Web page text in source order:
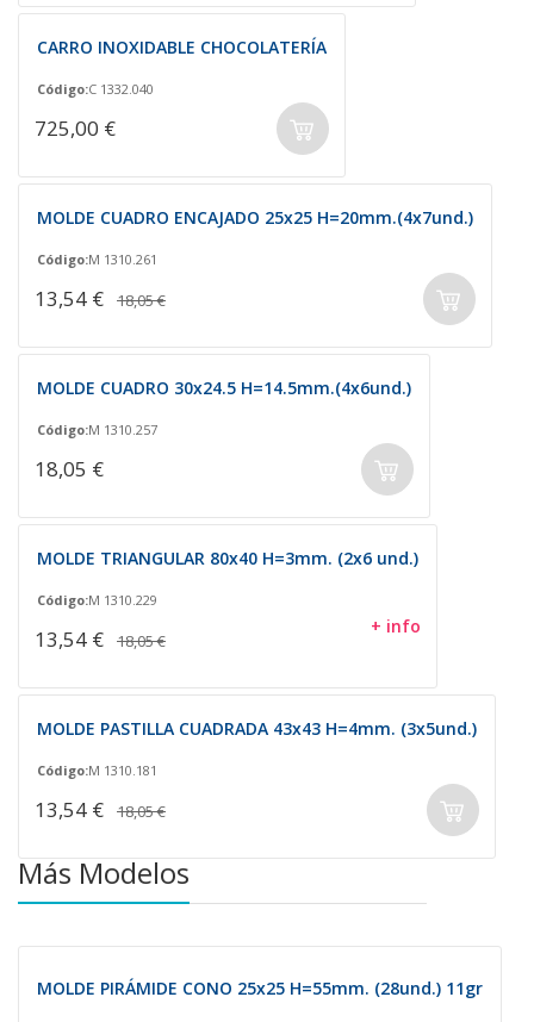
CARRO INOXIDABLE CHOCOLATERÍA
Código:C 1332.040
725,00 €
MOLDE CUADRO ENCAJADO 25x25 H=20mm.(4x7und.)
Código:M 1310.261
13,54 € 18,05 €
MOLDE CUADRO 30x24.5 H=14.5mm.(4x6und.)
Código:M 1310.257
18,05 €
MOLDE TRIANGULAR 80x40 H=3mm. (2x6 und.)
Código:M 1310.229
13,54 € 18,05 €
+ info
MOLDE PASTILLA CUADRADA 43x43 H=4mm. (3x5und.)
Código:M 1310.181
13,54 € 18,05 €
Más Modelos
MOLDE PIRÁMIDE CONO 25x25 H=55mm. (28und.) 11gr